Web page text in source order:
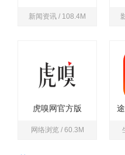
新闻资讯 / 108.4M
虎嗅网官方版
网络浏览 / 60.3M